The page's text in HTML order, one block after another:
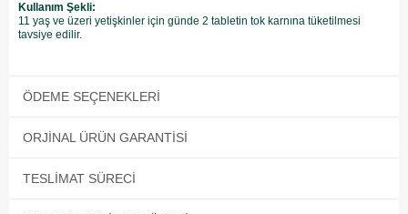
Kullanım Şekli:
11 yaş ve üzeri yetişkinler için günde 2 tabletin tok karnına tüketilmesi
tavsiye edilir.
ÖDEME SEÇENEKLERI
ORJINAL ÜRÜN GARANTISI
TESLIMAT SÜRECI